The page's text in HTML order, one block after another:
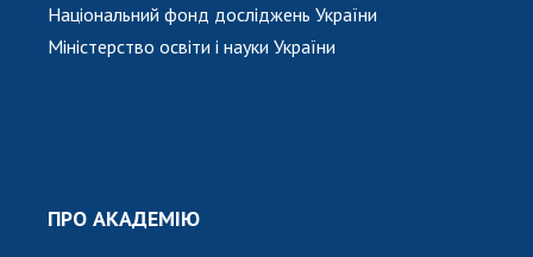
Національний фонд досліджень України
Міністерство освіти і науки України
ПРО АКАДЕМІЮ